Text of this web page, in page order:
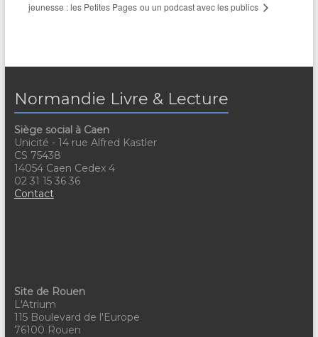
jeunesse : les Petites Pages ou un podcast avec les publics
Normandie Livre & Lecture
Siège social à Caen
Unicité - 14 rue Alfred Kastler
CS 75438
14054 Caen Cedex 4
02 31 15 36 36
Contact
Site de Rouen
L'Atrium
115 Boulevard de l'Europe
76100 Rouen